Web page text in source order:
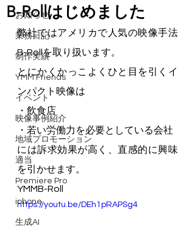
お知らせ
業務日記
制作実績
YMM Friends
イベント
映像事例紹介
地域プロモーション
適当
Premiere Pro
iphone
生成AI
B-Rollはじめました
弊社ではアメリカで人気の映像手法
B-Rollを取り扱います。
とにかくかっこよくひと目を引くイ
ンパクト映像は
・飲食店
・若い労働力を必要としている会社
には訴求効果が高く、直感的に興味
を引かせます。
YMMB-Roll
https://youtu.be/DEh1pRAPSg4